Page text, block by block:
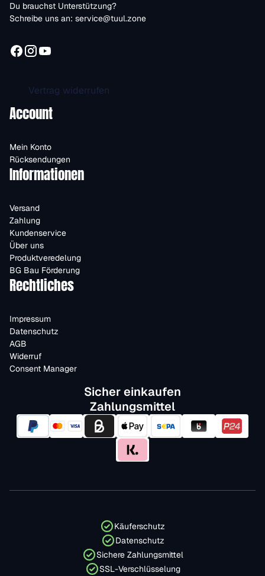
Du brauchst Unterstützung?
Schreibe uns an: service@tuul.zone
Vertrag widerrufen
Account
Mein Konto
Rücksendungen
Informationen
Versand
Zahlung
Kundenservice
Über uns
Produktveredelung
BG Bau Förderung
Rechtliches
Impressum
Datenschutz
AGB
Widerruf
Consent Manager
Sicher einkaufen
Zahlungsmittel
Käuferschutz
Datenschutz
Sichere Zahlungsmittel
SSL-Verschlüsselung